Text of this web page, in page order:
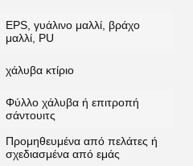
EPS, γυάλινο μαλλί, βράχο
μαλλί, PU
χάλυβα κτίριο
Φύλλο χάλυβα ή επιτροπή
σάντουιτς
Προμηθευμένα από πελάτες ή
σχεδιασμένα από εμάς